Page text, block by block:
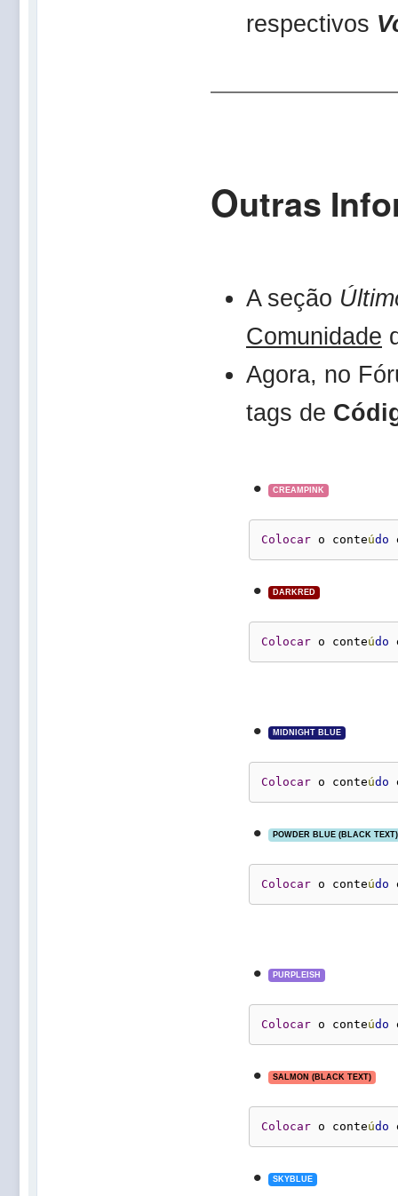
respectivos
Outras
A seção
Comunidade
Agora, no
tags de
• CREAMPINK
Colocar o conteúdo
• DARKRED
Colocar o conteúdo
• MIDNIGHT BLUE
Colocar o conteúdo
• POWDER BLUE (BLACK TEXT)
Colocar o conteúdo
• PURPLEISH
Colocar o conteúdo
• SALMON (BLACK TEXT)
Colocar o conteúdo
• SKYBLUE